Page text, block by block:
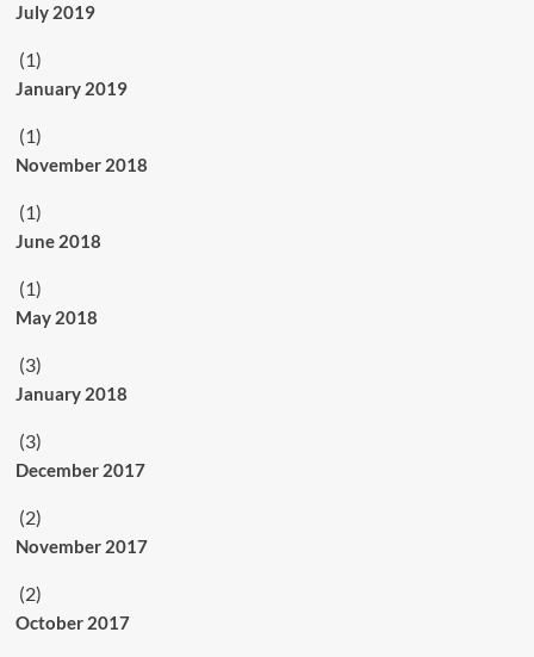
July 2019
(1)
January 2019
(1)
November 2018
(1)
June 2018
(1)
May 2018
(3)
January 2018
(3)
December 2017
(2)
November 2017
(2)
October 2017